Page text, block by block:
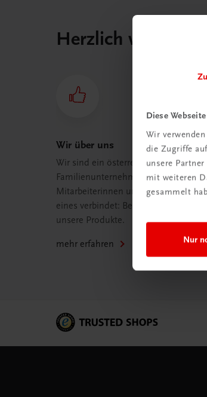
Diese
Wir
die Zugriffe
unsere
mit weiteren
gesammelt
Nur
Herzlich
Wir über uns
Wir sind ein österreichisches
Familienunternehmen mit 75
Mitarbeiterinnen und Mitarbeitern,
eines verbindet: Begeisterung für
unsere Produkte.
mehr erfahren